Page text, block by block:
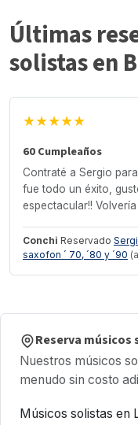
Últimas
solistas en
★★★★★
60 Cumpleaños
Contraté a Sergio
fue todo un éxito,
espectacular!! Volvería
Conchi Reservado
saxofon ´ 70, ´80 y ´90
Reserva músicos
Nuestros músicos
menudo sin costo
Músicos solistas en